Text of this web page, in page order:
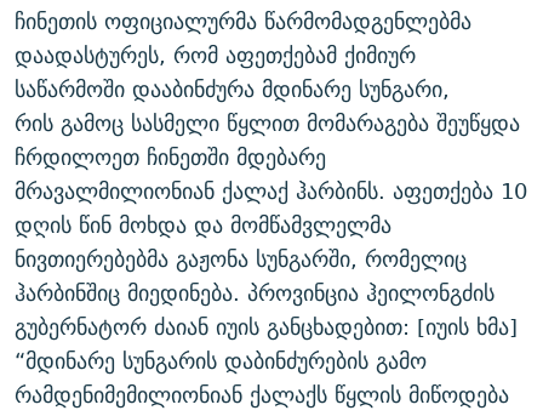
ᲛᲝᲚᲐᲞᲐᲠᲐᲙᲔ ᲢᲔᲥᲡᲢᲔᲑᲘ
ᲨᲘᲜ - ᲣᲪᲮᲝᲔᲗᲨᲘ
ᲚᲘᲢᲔᲠᲐᲢᲣᲠᲣᲚᲘ ᲬᲐᲮᲜᲐᲒᲔᲑᲘ
ᲐᲛᲔᲠᲘᲙᲣᲚᲘ ᲛᲝᲗᲮᲠᲝᲑᲐ
ᲘᲛᲞᲔᲠᲘᲐ ᲓᲐ ᲠᲐᲓᲘᲝ
ᲩᲔᲛᲘ ᲡᲘᲙᲕᲓᲘᲚᲘᲡ ᲛᲘᲖᲔᲖᲘᲐ COVID-19
11 ᲬᲔᲚᲘ - 11 ᲐᲛᲑᲐᲕᲘ
ᲡᲐᲞᲐᲠᲚᲐᲛᲔᲜᲢᲝ ᲐᲠᲩᲔᲕᲜᲔᲑᲘᲡ ᲘᲡᲢᲝᲠᲘᲐ
ᲑᲐᲕᲨᲕᲔᲑᲘ ᲞᲠᲝᲡᲢᲘᲢᲣᲪᲘᲐᲨᲘ - ᲐᲛᲝᲣᲗᲥᲛᲔᲚᲘ ᲐᲛᲑᲐᲕᲘ
5 ᲐᲛᲑᲐᲕᲘ - 20 ᲘᲕᲜᲘᲡᲡ ᲓᲐᲨᲐᲕᲔᲑᲣᲚᲔᲑᲘ
ᲐᲒᲕᲘᲡᲢᲝᲡ ᲝᲛᲘ
ПРИВЕТ ᲙᲣᲚᲢᲣᲠᲐ
ᲒᲐᲛᲝᲘᲬᲔᲠᲔ
რთე/რთ-ის ყველა საიტი
ჩინეთის ოფიციალურმა წარმომადგენლებმა
დაადასტურეს, რომ აფეთქებამ ქიმიურ
საწარმოში დააბინძურა მდინარე სუნგარი,
რის გამოც სასმელი წყლით მომარაგება შეუწყდა
ჩრდილოეთ ჩინეთში მდებარე
მრავალმილიონიან ქალაქ ჰარბინს. აფეთქება 10
დღის წინ მოხდა და მომწამვლელმა
ნივთიერებებმა გაჟონა სუნგარში, რომელიც
ჰარბინშიც მიედინება. პროვინცია ჰეილონგძის
გუბერნატორ ძაიან იუის განცხადებით: [იუის ხმა]
“მდინარე სუნგარის დაბინძურების გამო
რამდენიმემილიონიან ქალაქს წყლის მიწოდება